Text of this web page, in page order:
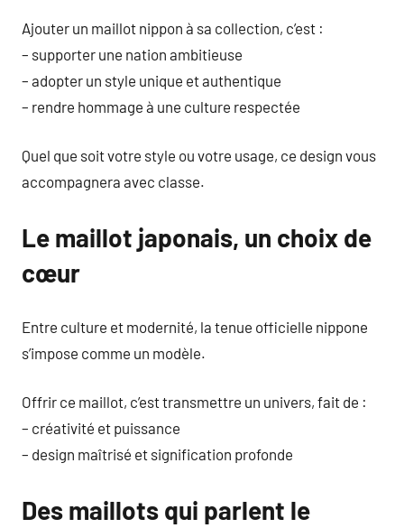
Ajouter un maillot nippon à sa collection, c’est :
– supporter une nation ambitieuse
– adopter un style unique et authentique
– rendre hommage à une culture respectée
Quel que soit votre style ou votre usage, ce design vous
accompagnera avec classe.
Le maillot japonais, un choix de
cœur
Entre culture et modernité, la tenue officielle nippone
s’impose comme un modèle.
Offrir ce maillot, c’est transmettre un univers, fait de :
– créativité et puissance
– design maîtrisé et signification profonde
Des maillots qui parlent le